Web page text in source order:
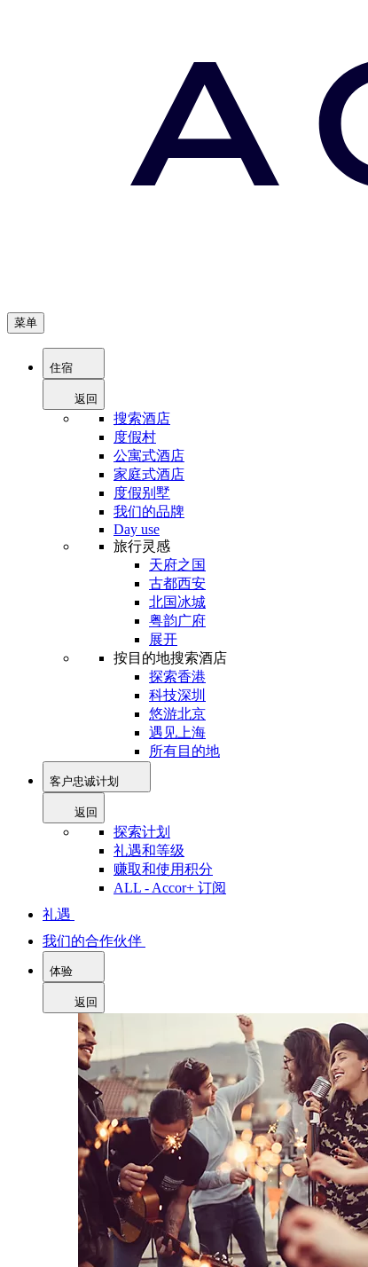
菜单
住宿
返回
搜索酒店
度假村
公寓式酒店
家庭式酒店
度假别墅
我们的品牌
Day use
旅行灵感
天府之国
古都西安
北国冰城
粤韵广府
展开
按目的地搜索酒店
探索香港
科技深圳
悠游北京
遇见上海
所有目的地
客户忠诚计划
返回
探索计划
礼遇和等级
赚取和使用积分
ALL - Accor+ 订阅
礼遇
我们的合作伙伴
体验
返回